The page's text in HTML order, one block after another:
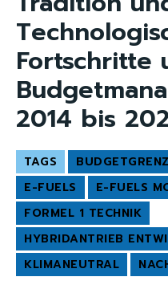
Fortschritte
2014 bis
TAGS
E-FUELS
E-FUELS
FORMEL 1 TECHNIK
HYBRIDANTRIEB
KLIMANEUTRAL